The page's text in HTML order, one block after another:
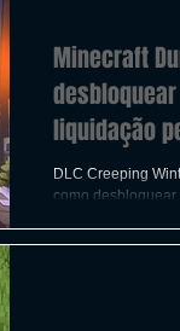
Minecraft
desbloquear
liquidação
DLC Creeping
como desbloquear